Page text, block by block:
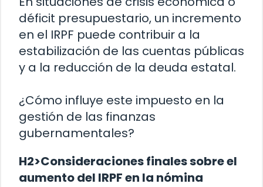
déficit presupuestario, un incremento
en el IRPF puede contribuir a la
estabilización de las cuentas públicas
y a la reducción de la deuda estatal.
¿Cómo influye este impuesto en la
gestión de las finanzas
gubernamentales?
H2>Consideraciones finales sobre el
aumento del IRPF en la nómina